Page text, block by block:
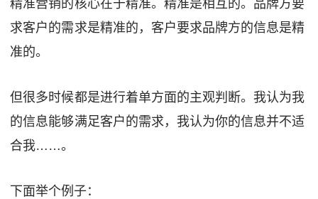
精准营销的核心在于精准。精准是相互的。品牌方要
求客户的需求是精准的，客户要求品牌方的信息是精
准的。
但很多时候都是进行着单方面的主观判断。我认为我
的信息能够满足客户的需求，我认为你的信息并不适
合我……。
下面举个例子：